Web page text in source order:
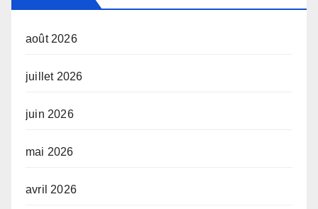
août 2026
juillet 2026
juin 2026
mai 2026
avril 2026